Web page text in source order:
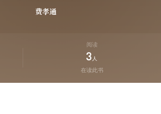
费孝通
阅读
3 人
在读此书